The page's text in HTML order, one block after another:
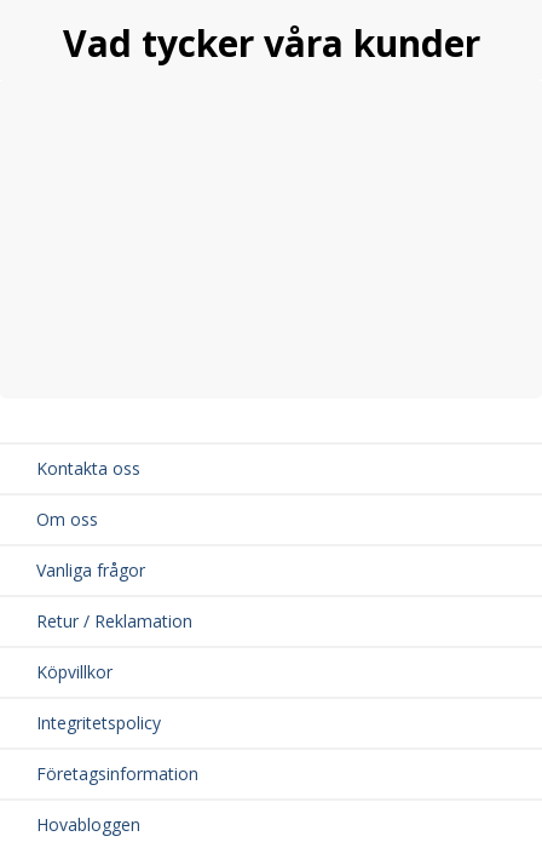
relaterade produkter längre ner på denna sida.
Vad tycker våra kunder
Kontakta oss
Om oss
Vanliga frågor
Retur / Reklamation
Köpvillkor
Integritetspolicy
Företagsinformation
Hovabloggen